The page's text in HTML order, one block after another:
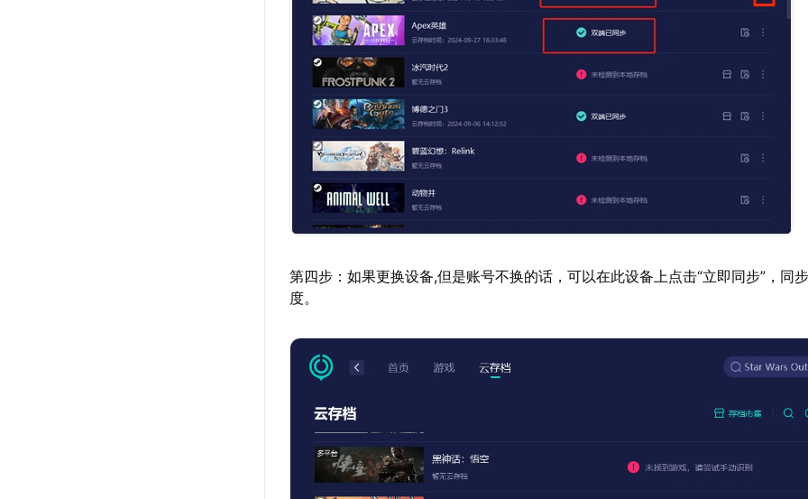
第四步：如果更换设备,但是账号不换的话，可以在此设备上点击“立即同步”，同
度。